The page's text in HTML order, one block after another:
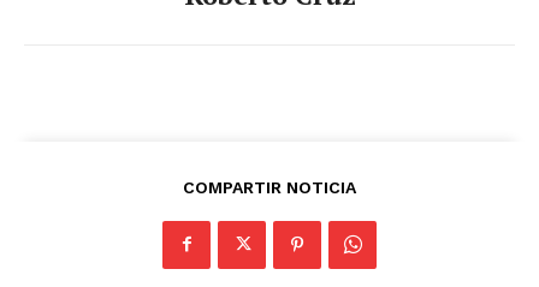
COMPARTIR NOTICIA